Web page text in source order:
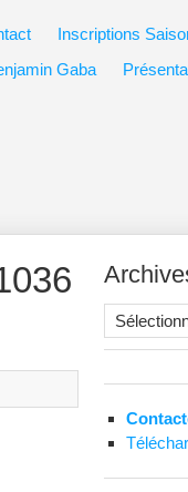
Inscriptions
Gaba
Archives